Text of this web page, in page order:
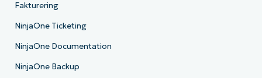
Fakturering
NinjaOne Ticketing
NinjaOne Documentation
NinjaOne Backup